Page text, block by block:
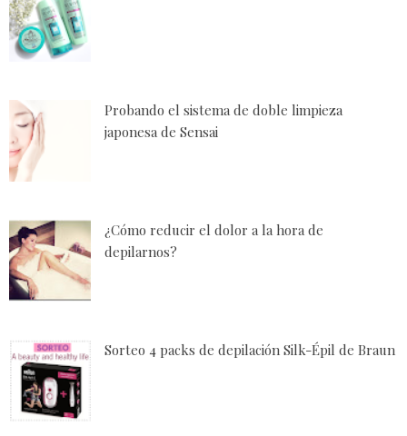
Probando el sistema de doble limpieza
japonesa de Sensai
¿Cómo reducir el dolor a la hora de
depilarnos?
Sorteo 4 packs de depilación Silk-Épil de Braun